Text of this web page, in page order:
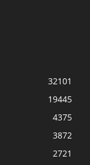
32101
19445
4375
3872
2721